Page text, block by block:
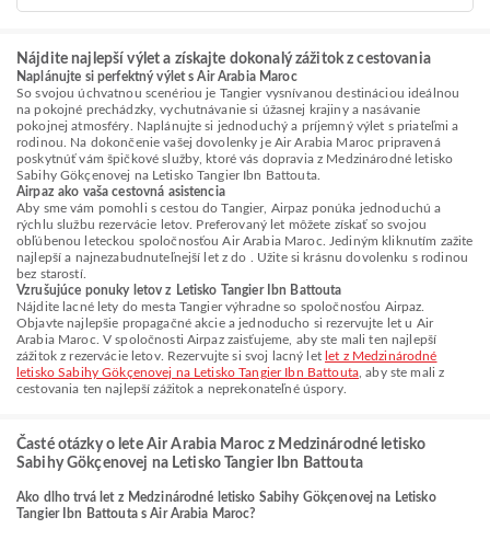
Nájdite najlepší výlet a získajte dokonalý zážitok z cestovania
Naplánujte si perfektný výlet s Air Arabia Maroc
So svojou úchvatnou scenériou je Tangier vysnívanou destináciou ideálnou
na pokojné prechádzky, vychutnávanie si úžasnej krajiny a nasávanie
pokojnej atmosféry. Naplánujte si jednoduchý a príjemný výlet s priateľmi a
rodinou. Na dokončenie vašej dovolenky je Air Arabia Maroc pripravená
poskytnúť vám špičkové služby, ktoré vás dopravia z Medzinárodné letisko
Sabihy Gökçenovej na Letisko Tangier Ibn Battouta.
Airpaz ako vaša cestovná asistencia
Aby sme vám pomohli s cestou do Tangier, Airpaz ponúka jednoduchú a
rýchlu službu rezervácie letov. Preferovaný let môžete získať so svojou
obľúbenou leteckou spoločnosťou Air Arabia Maroc. Jediným kliknutím zažite
najlepší a najnezabudnuteľnejší let z do . Užite si krásnu dovolenku s rodinou
bez starostí.
Vzrušujúce ponuky letov z Letisko Tangier Ibn Battouta
Nájdite lacné lety do mesta Tangier výhradne so spoločnosťou Airpaz.
Objavte najlepšie propagačné akcie a jednoducho si rezervujte let u Air
Arabia Maroc. V spoločnosti Airpaz zaisťujeme, aby ste mali ten najlepší
zážitok z rezervácie letov. Rezervujte si svoj lacný let let z Medzinárodné
letisko Sabihy Gökçenovej na Letisko Tangier Ibn Battouta, aby ste mali z
cestovania ten najlepší zážitok a neprekonateľné úspory.
Časté otázky o lete Air Arabia Maroc z Medzinárodné letisko
Sabihy Gökçenovej na Letisko Tangier Ibn Battouta
Ako dlho trvá let z Medzinárodné letisko Sabihy Gökçenovej na Letisko
Tangier Ibn Battouta s Air Arabia Maroc?